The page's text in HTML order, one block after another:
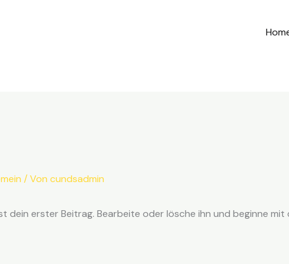
/ Von cundsadmin
dein erster Beitrag. Bearbeite oder lösche ihn und beginne mit